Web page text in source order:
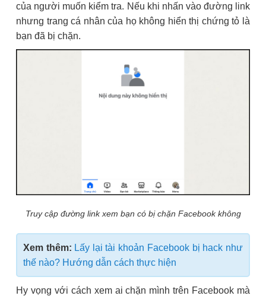
của người muốn kiểm tra. Nếu khi nhấn vào đường link
nhưng trang cá nhân của họ không hiển thị chứng tỏ là
bạn đã bị chặn.
Truy cập đường link xem bạn có bị chặn Facebook không
Xem thêm: Lấy lại tài khoản Facebook bị hack như
thế nào? Hướng dẫn cách thực hiện
Hy vọng với cách xem ai chặn mình trên Facebook mà